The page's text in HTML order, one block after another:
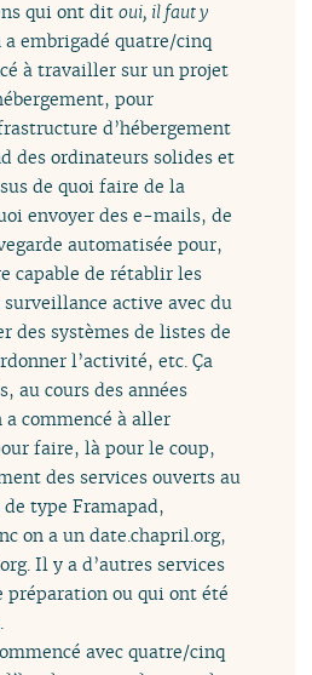
qui ont ditoui, il faut y
a embrigadé quatre/cinq
à travailler sur un projet
pour
d’hébergement
des ordinateurs solides et
de quoi faire de la
envoyer des e-mails, de
automatisée pour,
capable de rétablir les
active avec du
des systèmes de listes de
l’activité, etc. Ça
au cours des années
a commencé à aller
faire, là pour le coup,
des services ouverts au
type Framapad,
on a un date.chapril.org,
Il y a d’autres services
préparation ou qui ont été
avec quatre/cinq